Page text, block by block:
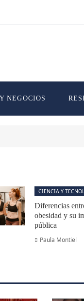
NEGOCIOS
CIENCIA Y
Diferencias
obesidad y su
pública
Paula Montiel